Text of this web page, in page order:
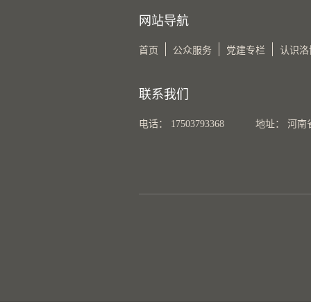
网站导航
首页 公众服务 党建专栏 认识洛
联系我们
电话： 17503793368 地址： 河南